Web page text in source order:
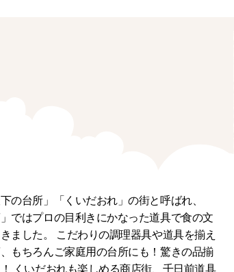
の台所」「くいだおれ」の街と呼ばれ、
」ではプロの目利きにかなった道具で食の文
ました。 こだわりの調理器具や道具を揃え
もちろんご家庭用の台所にも！驚きの品揃
くいだおれも楽しめる商店街、千日前道具